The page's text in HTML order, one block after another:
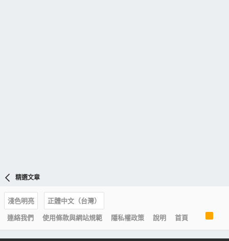
精選文章
淺色明亮
正體中文（台灣）
連絡我們
使用條款與網站規範 隱私權政策 說明 首頁
S